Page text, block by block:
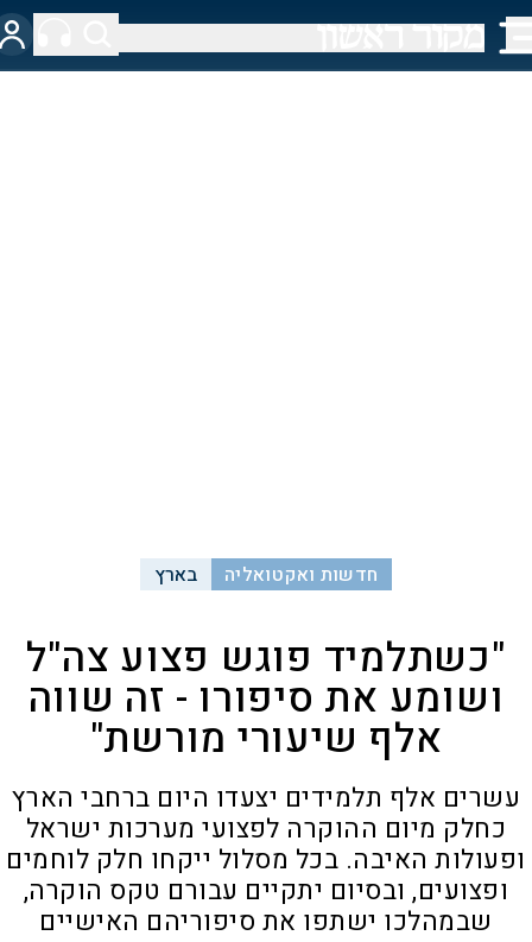
חדשות ואקטואליה בארץ
"כשתלמיד פוגש פצוע צה"ל
ושומע את סיפורו - זה שווה
אלף שיעורי מורשת"
עשרים אלף תלמידים יצעדו היום ברחבי הארץ
כחלק מיום ההוקרה לפצועי מערכות ישראל
ופעולות האיבה. בכל מסלול ייקחו חלק לוחמים
ופצועים, ובסיום יתקיים עבורם טקס הוקרה,
שבמהלכו ישתפו את סיפוריהם האישיים